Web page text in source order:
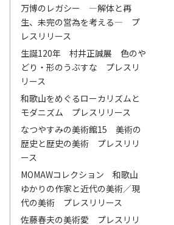
万博のレガシー ―解体と再
生、未完の営為を考える― プ
レスリリース
生誕120年 村井正誠展 色のや
どり・形のうぶすな プレスリ
リース
和歌山をめぐるローカリズムと
モダニズム プレスリリース
なつやすみの美術館15 美術の
歴史と歴史の美術 プレスリリ
ース
MOMAWコレクション 和歌山
ゆかりの作家と近代の美術／現
代の美術 プレスリリース
佐藤春夫の美術愛 プレスリリ